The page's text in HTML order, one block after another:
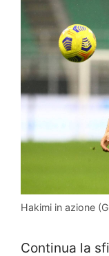
Hakimi in azione
Continua la